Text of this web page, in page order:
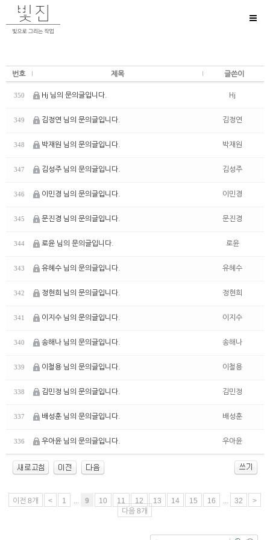
번호 제목 글쓴이
350 Hj 님의 문의글입니다. Hj
349 김정연 님의 문의글입니다. 김정연
348 박재원 님의 문의글입니다. 박재원
347 김성주 님의 문의글입니다. 김성주
346 이민경 님의 문의글입니다. 이민경
345 문진경 님의 문의글입니다. 문진경
344 로윤 님의 문의글입니다. 로윤
343 유혜수 님의 문의글입니다. 유혜수
342 정현희 님의 문의글입니다. 정현희
341 이지수 님의 문의글입니다. 이지수
340 송해나 님의 문의글입니다. 송해나
339 이철용 님의 문의글입니다. 이철용
338 김민정 님의 문의글입니다. 김민정
337 배성훈 님의 문의글입니다. 배성훈
336 우아윤 님의 문의글입니다. 우아윤
이전 8개 < 1 ... 9 10 11 12 13 14 15 16 ... 32
>
다음 8개